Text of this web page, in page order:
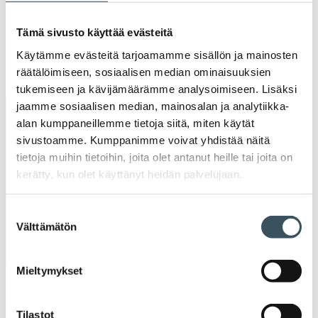
Tämä sivusto käyttää evästeitä
Käytämme evästeitä tarjoamamme sisällön ja mainosten
räätälöimiseen, sosiaalisen median ominaisuuksien
tukemiseen ja kävijämäärämme analysoimiseen. Lisäksi
jaamme sosiaalisen median, mainosalan ja analytiikka-
alan kumppaneillemme tietoja siitä, miten käytät
sivustoamme. Kumppanimme voivat yhdistää näitä
tietoja muihin tietoihin, joita olet antanut heille tai joita on
kerätty, kun olet käyttänyt heidän palvelujaan.
valinta
Välttämätön
Mieltymykset
Tilastot
2017
Avainsanat
alv arvonlisävero digikauppa
energiatehokkuus